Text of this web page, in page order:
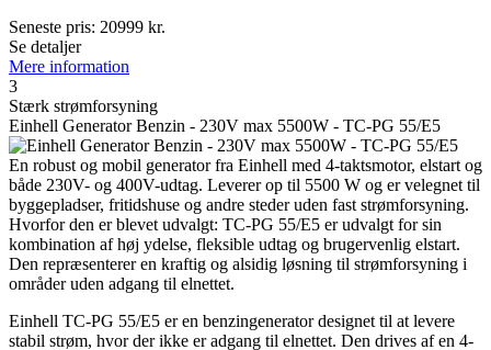
Seneste pris: 20999 kr.
Se detaljer
Mere information
3
Stærk strømforsyning
Einhell Generator Benzin - 230V max 5500W - TC-PG 55/E5
En robust og mobil generator fra Einhell med 4-taktsmotor, elstart og
både 230V- og 400V-udtag. Leverer op til 5500 W og er velegnet til
byggepladser, fritidshuse og andre steder uden fast strømforsyning.
Hvorfor den er blevet udvalgt: TC-PG 55/E5 er udvalgt for sin
kombination af høj ydelse, fleksible udtag og brugervenlig elstart.
Den repræsenterer en kraftig og alsidig løsning til strømforsyning i
områder uden adgang til elnettet.
Einhell TC-PG 55/E5 er en benzingenerator designet til at levere
stabil strøm, hvor der ikke er adgang til elnettet. Den drives af en 4-